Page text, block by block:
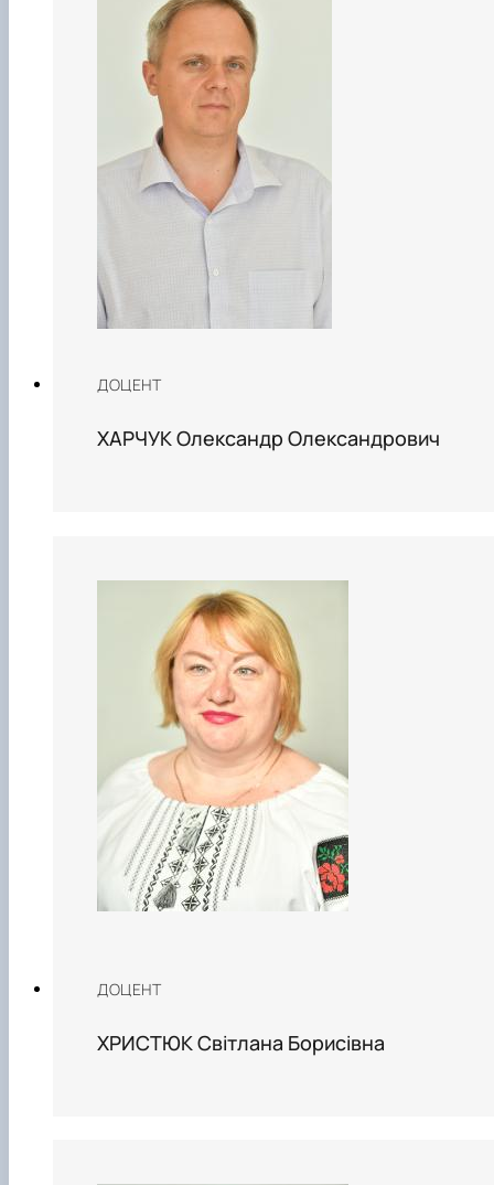
ДОЦЕНТ
ХАРЧУК Олександр Олександрович
ДОЦЕНТ
ХРИСТЮК Світлана Борисівна